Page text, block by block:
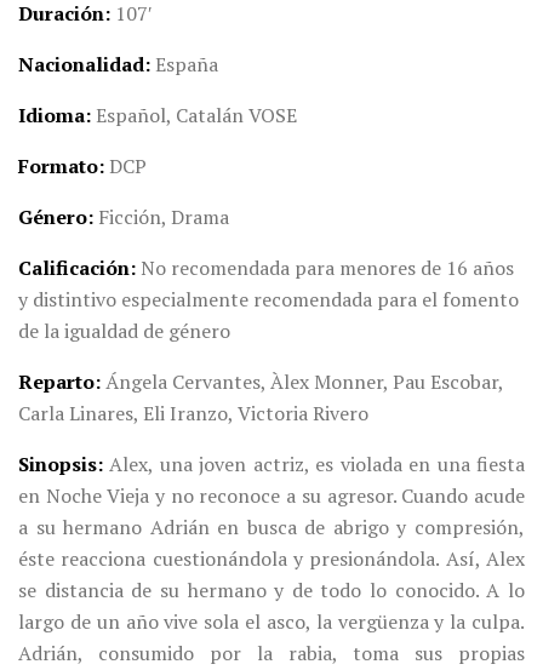
Duración 107′
Nacionalidad España
Idioma Español, Catalán VOSE
Formato DCP
Género Ficción, Drama
Calificación No recomendada para menores de 16 años
y distintivo especialmente recomendada para el fomento
de la igualdad de género
Reparto Ángela Cervantes, Àlex Monner, Pau Escobar,
Carla Linares, Eli Iranzo, Victoria Rivero
Sinopsis Alex, una joven actriz, es violada en una fiesta
en Noche Vieja y no reconoce a su agresor. Cuando acude
a su hermano Adrián en busca de abrigo y compresión,
éste reacciona cuestionándola y presionándola. Así, Alex
se distancia de su hermano y de todo lo conocido. A lo
largo de un año vive sola el asco, la vergüenza y la culpa.
Adrián, consumido por la rabia, toma sus propias